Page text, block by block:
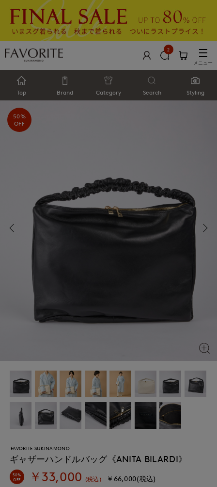
2
メニュー
Top Brand Category Search Styling
50%
OFF
FAVORITE SUKINAMONO
ギャザーハンドルバッグ《ANITA BILARDI》
50%
OFF ￥33,000 (税込) ￥66,000(税込)